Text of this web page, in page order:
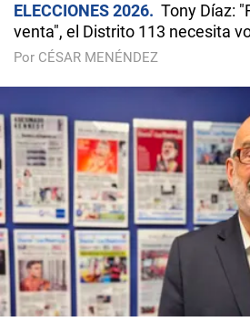
ELECCIONES 2026
Tony Díaz:
venta", el Distrito 113 necesita
Por CÉSAR MENÉNDEZ